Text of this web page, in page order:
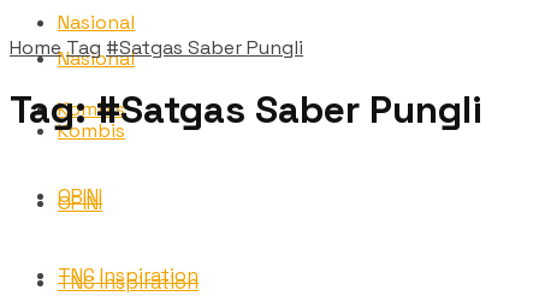
Nasional
Kombis
OPINI
TNC Inspiration
Nasional
Kombis
OPINI
TNC Inspiration
HomeTag #Satgas Saber Pungli
Tag:#Satgas Saber Pungli